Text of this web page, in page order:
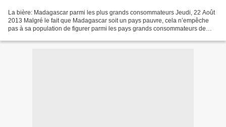
La bière: Madagascar parmi les plus grands consommateurs Jeudi, 22 Août
2013 Malgré le fait que Madagascar soit un pays pauvre, cela n’empêche
pas à sa population de figurer parmi les pays grands consommateurs de